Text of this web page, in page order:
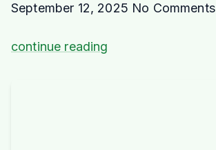
September 12, 2025 No Comments
continue reading